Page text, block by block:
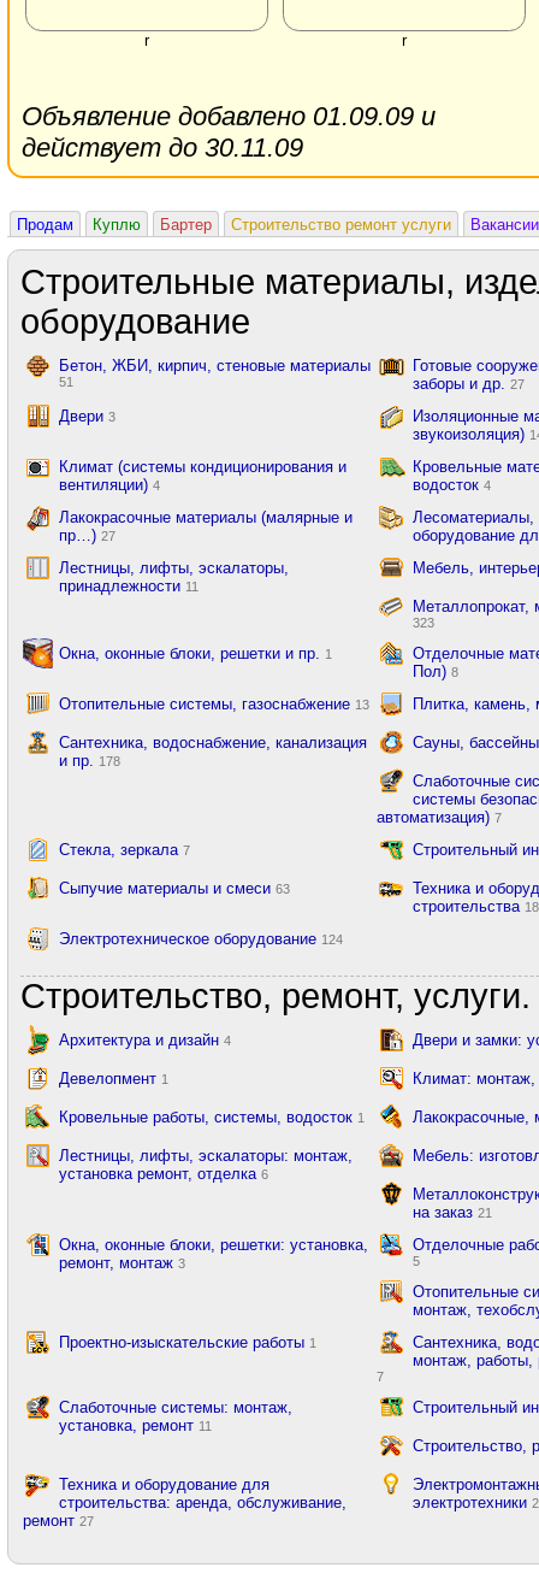
r r
Объявление добавлено 01.09.09 и
действует до 30.11.09
Продам Куплю Бартер Строительство ремонт услуги Вакансии
Строительные материалы,
оборудование
Бетон, ЖБИ, кирпич, стеновые материалы
51
Готовые
заборы и др.27
Двери 3
Изоляционные
звукоизоляция)
Климат (системы кондиционирования и
вентиляции) 4
Кровельные
водосток4
Лакокрасочные материалы (малярные и
пр…) 27
оборудование
Лестницы, лифты, эскалаторы,
принадлежности 11
Мебель,
323
Окна, оконные блоки, решетки и пр. 1
Отделочные
Пол)8
Отопительные системы, газоснабжение 13 Плитка, камень,
Сантехника, водоснабжение, канализация
и пр.
178
Сауны,
Слаботочные
системы
автоматизация)7
Стекла, зеркала 7 Строительный
Сыпучие материалы и смеси 63
Техника и
строительства
Электротехническое оборудование 124
Строительство, ремонт, услуги.
Архитектура и дизайн 4 Двери и замки:
Девелопмент 1 Климат:
Кровельные работы, системы, водосток 1
Лестницы, лифты, эскалаторы: монтаж,
установка ремонт, отделка 6
Мебель:
на заказ21
Окна, оконные блоки, решетки: установка,
ремонт, монтаж 3
Отделочные
5
Отопительные
монтаж,
Проектно-изыскательские работы 1
Сантехника,
монтаж, работы,
7
Слаботочные системы: монтаж,
установка, ремонт 11
Строительный
Строительство,
Техника и оборудование для
строительства: аренда, обслуживание,
ремонт 27
электротехники